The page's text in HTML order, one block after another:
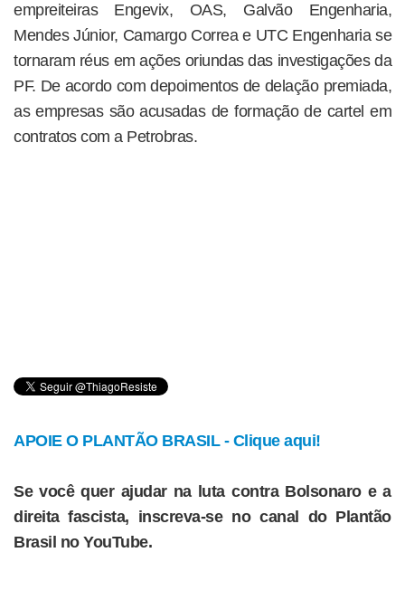
empreiteiras Engevix, OAS, Galvão Engenharia,
Mendes Júnior, Camargo Correa e UTC Engenharia se
tornaram réus em ações oriundas das investigações da
PF. De acordo com depoimentos de delação premiada,
as empresas são acusadas de formação de cartel em
contratos com a Petrobras.
APOIE O PLANTÃO BRASIL - Clique aqui!
Se você quer ajudar na luta contra Bolsonaro e a
direita fascista, inscreva-se no canal do Plantão
Brasil no YouTube.